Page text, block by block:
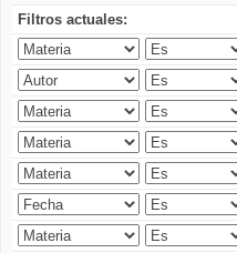
Filtros actuales: